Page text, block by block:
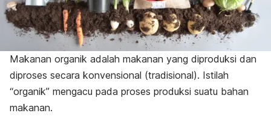
Makanan organik adalah makanan yang diproduksi dan
diproses secara konvensional (tradisional). Istilah
“organik” mengacu pada proses produksi suatu bahan
makanan.